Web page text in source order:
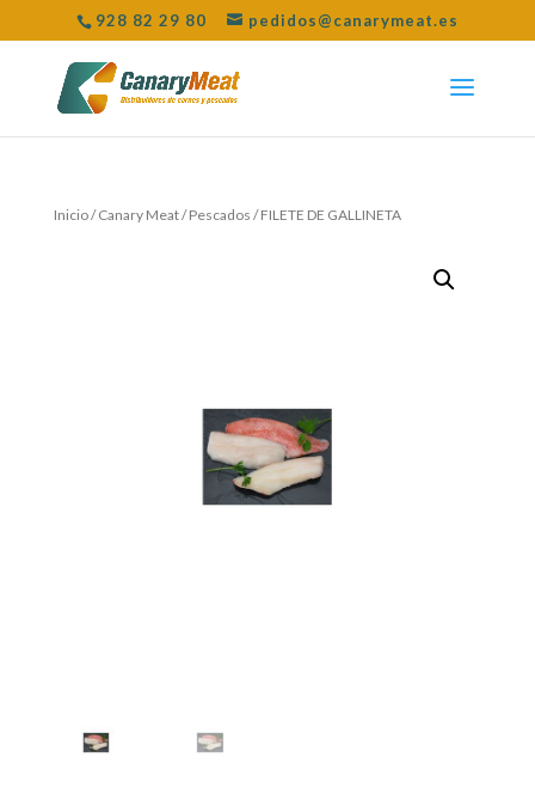
928 82 29 80 pedidos@canarymeat.es
Inicio/Canary Meat/Pescados / FILETE DE GALLINETA